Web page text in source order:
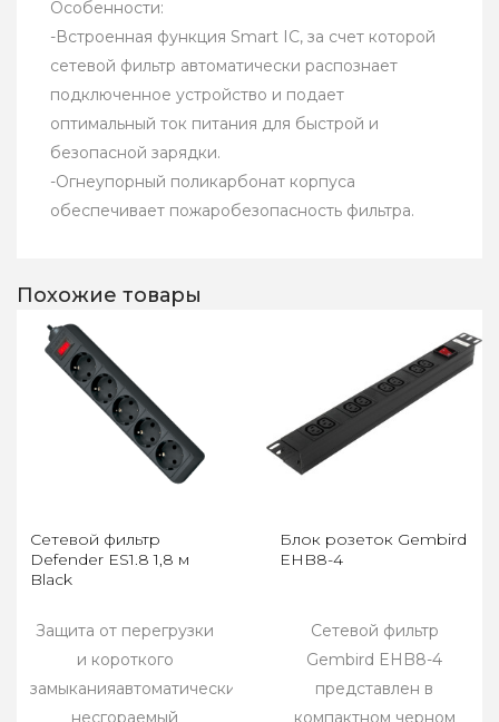
Особенности:
-Встроенная функция Smart IC, за счет которой
сетевой фильтр автоматически распознает
подключенное устройство и подает
оптимальный ток питания для быстрой и
безопасной зарядки.
-Огнеупорный поликарбонат корпуса
обеспечивает пожаробезопасность фильтра.
Похожие товары
Сетевой фильтр
Defender ES1.8 1,8 м
Black
Защита от перегрузки
и короткого
замыканияавтоматический
несгораемый
Блок розеток Gembird
EHB8-4
Сетевой фильтр
Gembird EHB8-4
представлен в
компактном черном